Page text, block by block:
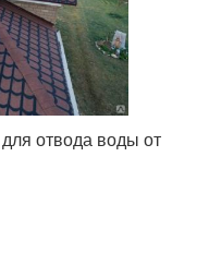
отвода воды от